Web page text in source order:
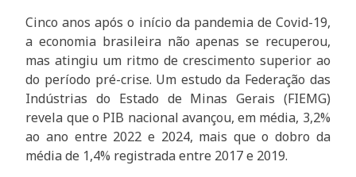
Cinco anos após o início da pandemia de Covid-19,
a economia brasileira não apenas se recuperou,
mas atingiu um ritmo de crescimento superior ao
do período pré-crise. Um estudo da Federação das
Indústrias do Estado de Minas Gerais (FIEMG)
revela que o PIB nacional avançou, em média, 3,2%
ao ano entre 2022 e 2024, mais que o dobro da
média de 1,4% registrada entre 2017 e 2019.